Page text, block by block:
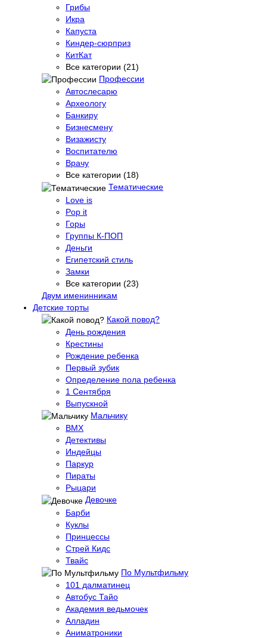
Грибы
Икра
Капуста
Киндер-сюрприз
КитКат
Все категории (21)
Профессии
Автослесарю
Археологу
Банкиру
Бизнесмену
Визажисту
Воспитателю
Врачу
Все категории (18)
Тематические
Love is
Pop it
Горы
Группы К-ПОП
Деньги
Египетский стиль
Замки
Все категории (23)
Двум именинникам
Детские торты
Какой повод?
День рождения
Крестины
Рождение ребенка
Первый зубик
Определение пола ребенка
1 Сентября
Выпускной
Мальчику
BMX
Детективы
Индейцы
Паркур
Пираты
Рыцари
Девочке
Барби
Куклы
Принцессы
Стрей Кидс
Твайс
По Мультфильму
101 далматинец
Автобус Тайо
Академия ведьмочек
Алладин
Аниматроники